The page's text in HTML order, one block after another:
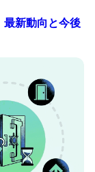
新動向と今後